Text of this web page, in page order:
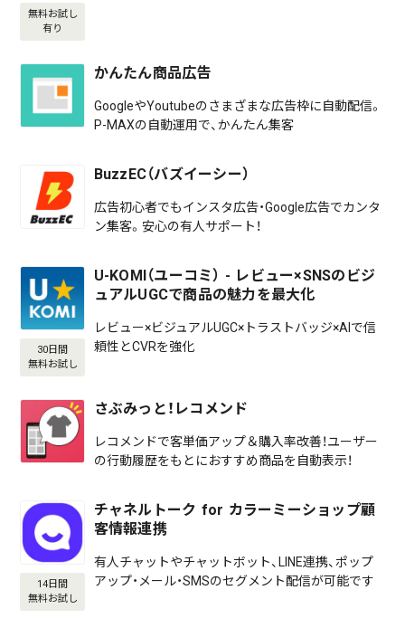
無料お試し
有り
かんたん商品広告
GoogleやYoutubeのさまざまな広告枠に自動配信。
P-MAXの自動運用で、かんたん集客
BuzzEC（バズイーシー）
広告初心者でもインスタ広告・Google広告でカンタ
ン集客。安心の有人サポート！
30日間
無料お試し
U-KOMI（ユーコミ） - レビュー×SNSのビジ
ュアルUGCで商品の魅力を最大化
レビュー×ビジュアルUGC×トラストバッジ×AIで信
頼性とCVRを強化
さぶみっと！レコメンド
レコメンドで客単価アップ＆購入率改善！ユーザー
の行動履歴をもとにおすすめ商品を自動表示！
14日間
無料お試し
チャネルトーク for カラーミーショップ顧
客情報連携
有人チャットやチャットボット、LINE連携、ポップ
アップ・メール・SMSのセグメント配信が可能です